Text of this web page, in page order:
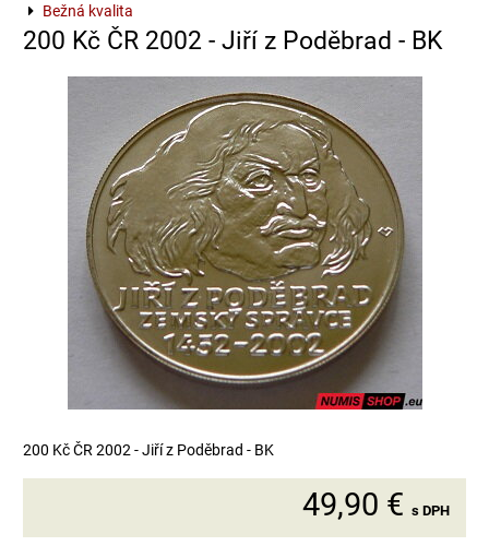
Bežná kvalita
200 Kč ČR 2002 - Jiří z Poděbrad - BK
200 Kč ČR 2002 - Jiří z Poděbrad - BK
49,90 € s DPH